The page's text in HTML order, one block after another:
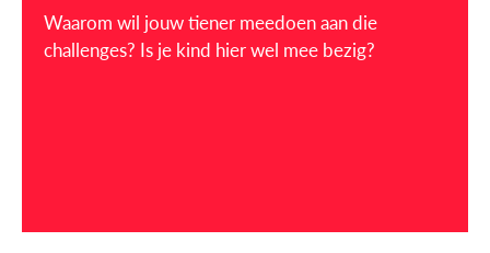
Waarom wil jouw tiener meedoen aan die
challenges? Is je kind hier wel mee bezig?